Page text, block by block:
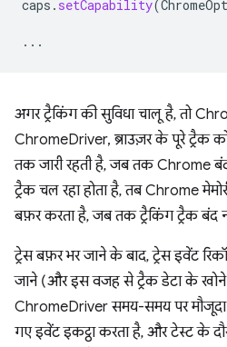
caps . setCapability(
...
अगर ट्रैकिंग की सुविधा चालू है, तो
ChromeDriver, ब्राउज़र के पूरे ट्रैक
तक जारी रहती है, जब तक Chrome
ट्रैक चल रहा होता है, तब Chrome
बफ़र करता है, जब तक ट्रैकिंग ट्रैक बंद
ट्रेस बफ़र भर जाने के बाद, ट्रेस इवेंट
जाने (और इस वजह से ट्रैक डेटा के
ChromeDriver समय-समय पर मौजूदा
गए इवेंट इकट्ठा करता है, और टेस्ट के